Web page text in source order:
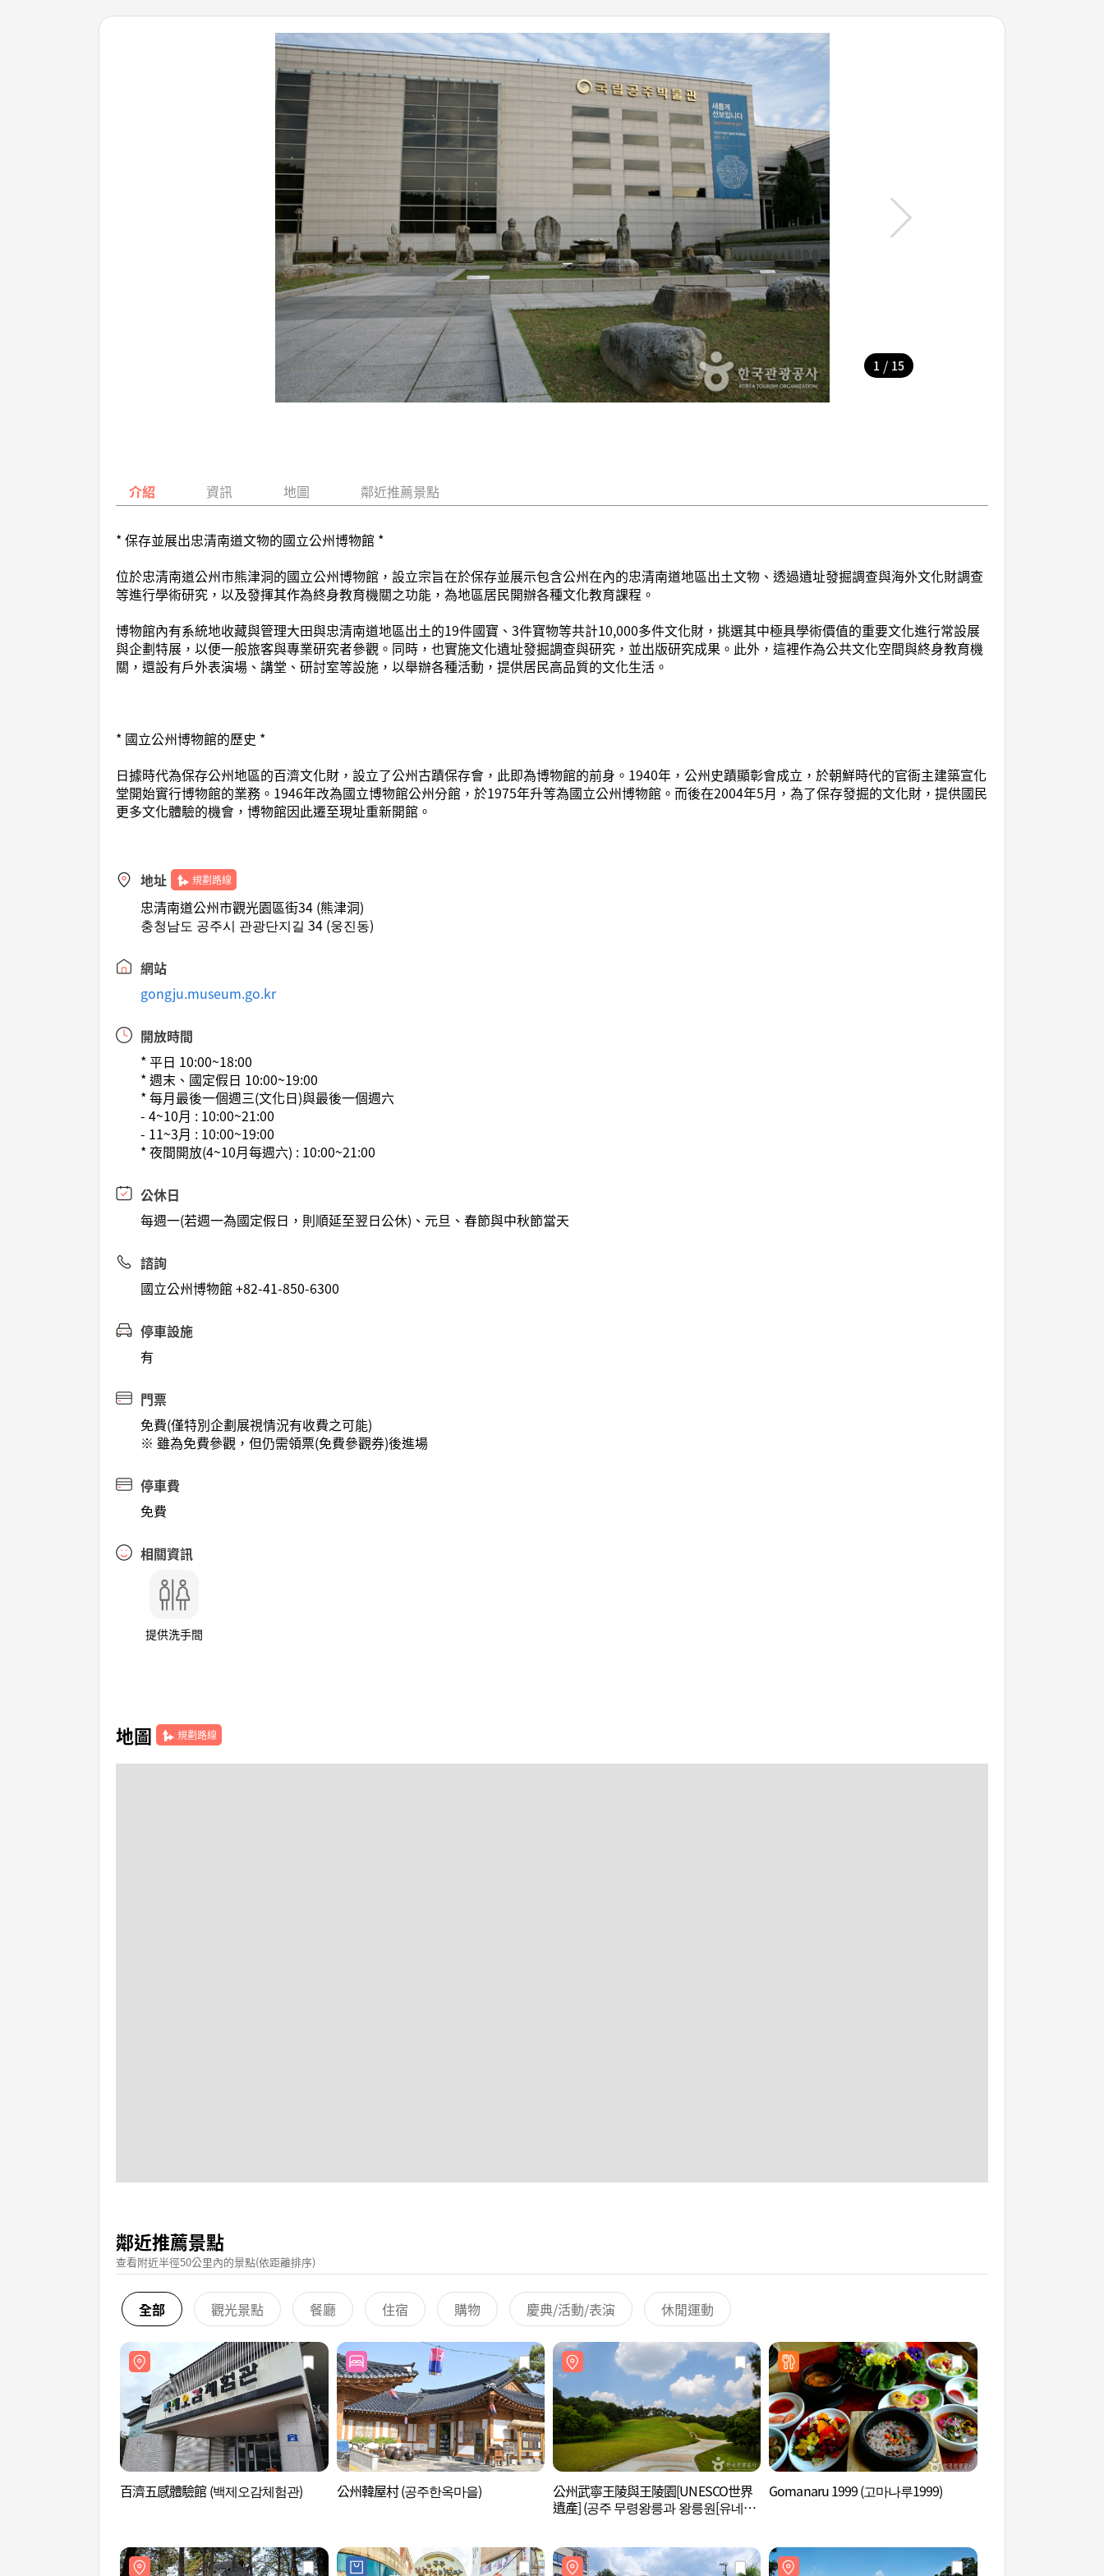
1 / 15
介紹 資訊 地圖 鄰近推薦景點
* 保存並展出忠清南道文物的國立公州博物館 *
位於忠清南道公州市熊津洞的國立公州博物館，設立宗旨在於保存並展示包含公州在內的忠清南道地區出土文物、透過遺址發掘調查與海外文化財調查
等進行學術研究，以及發揮其作為終身教育機關之功能，為地區居民開辦各種文化教育課程。
博物館內有系統地收藏與管理大田與忠清南道地區出土的19件國寶、3件寶物等共計10,000多件文化財，挑選其中極具學術價值的重要文化進行常設展
與企劃特展，以便一般旅客與專業研究者參觀。同時，也實施文化遺址發掘調查與研究，並出版研究成果。此外，這裡作為公共文化空間與終身教育機
關，還設有戶外表演場、講堂、研討室等設施，以舉辦各種活動，提供居民高品質的文化生活。
* 國立公州博物館的歷史 *
日據時代為保存公州地區的百濟文化財，設立了公州古蹟保存會，此即為博物館的前身。1940年，公州史蹟顯彰會成立，於朝鮮時代的官衙主建築宣化
堂開始實行博物館的業務。1946年改為國立博物館公州分館，於1975年升等為國立公州博物館。而後在2004年5月，為了保存發掘的文化財，提供國民
更多文化體驗的機會，博物館因此遷至現址重新開館。
地址 規劃路線
忠清南道公州市觀光園區街34 (熊津洞)
충청남도 공주시 관광단지길 34 (웅진동)
網站
gongju.museum.go.kr
開放時間
* 平日 10:00~18:00
* 週末、國定假日 10:00~19:00
* 每月最後一個週三(文化日)與最後一個週六
- 4~10月 : 10:00~21:00
- 11~3月 : 10:00~19:00
* 夜間開放(4~10月每週六) : 10:00~21:00
公休日
每週一(若週一為國定假日，則順延至翌日公休)、元旦、春節與中秋節當天
諮詢
國立公州博物館 +82-41-850-6300
停車設施
有
門票
免費(僅特別企劃展視情況有收費之可能)
※ 雖為免費參觀，但仍需領票(免費參觀券)後進場
停車費
免費
相關資訊
提供洗手間
地圖 規劃路線
鄰近推薦景點
查看附近半徑50公里內的景點(依距離排序)
全部 觀光景點 餐廳 住宿 購物 慶典/活動/表演 休閒運動
百濟五感體驗館 (백제오감체험관) 公州韓屋村 (공주한옥마을)
公州武寧王陵與王陵園[UNESCO世界
遺產] (공주 무령왕릉과 왕릉원[유네스
Gomanaru 1999 (고마나루1999)